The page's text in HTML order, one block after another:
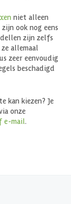
niet alleen
ook nog eens
zijn zelfs
allemaal
zeer eenvoudig
beschadigd
kan kiezen? Je
onze
e-mail.